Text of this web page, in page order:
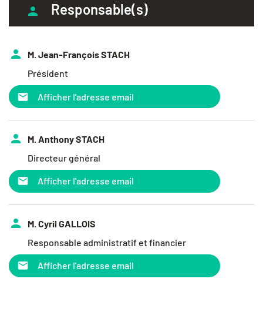
Responsable(s)
M. Jean-François STACH
Président
Afficher l'adresse email
M. Anthony STACH
Directeur général
Afficher l'adresse email
M. Cyril GALLOIS
Responsable administratif et financier
Afficher l'adresse email